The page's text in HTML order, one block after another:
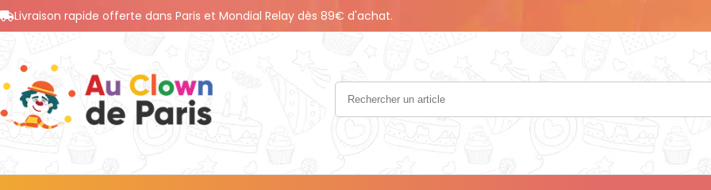
Livraison rapide offerte dans Paris et Mondial Relay dès 89€ d'achat.